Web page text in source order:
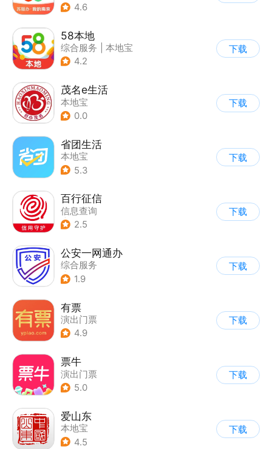
4.6
58本地
综合服务
本地宝
4.2
下载
茂名e生活
本地宝
0.0
下载
省团生活
本地宝
5.3
下载
百行征信
信息查询
| 业务咨询办理
2.5
下载
公安一网通办
综合服务
| 业务咨询办理
1.9
下载
有票
演出门票
4.9
下载
票牛
演出门票
5.0
下载
爱山东
本地宝
4.5
下载